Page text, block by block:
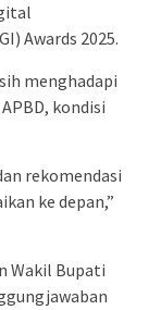
Awards 2025.
menghadapi
kondisi
rekomendasi
ke depan,”
Wakil Bupati